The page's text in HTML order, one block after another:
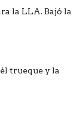
la LLA. Bajó la
trueque y la